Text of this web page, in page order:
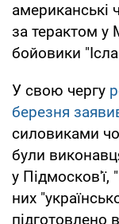
американські
за терактом у
бойовики
У свою чергу
березня
силовиками
були
у Підмосков'ї,
них
підготовлено